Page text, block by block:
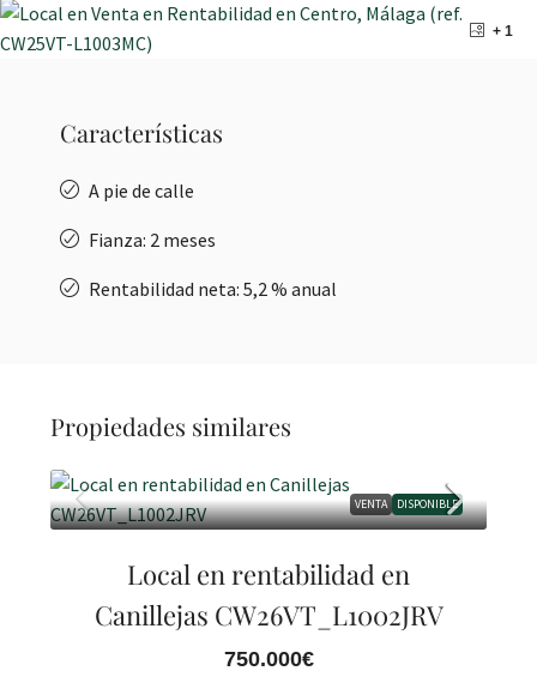
+ 1
Características
A pie de calle
Fianza: 2 meses
Rentabilidad neta: 5,2 % anual
Propiedades similares
VENTA DISPONIBLE
Local en rentabilidad en
Canillejas CW26VT_L1002JRV
750.000€